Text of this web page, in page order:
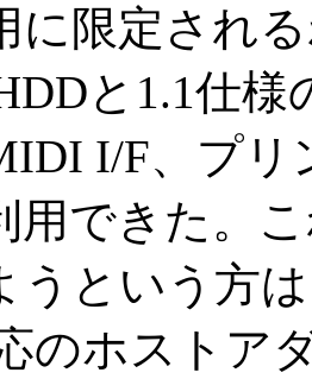
に限定され
と1.1仕
I/F、プ
用できた。
うという方
のホストア